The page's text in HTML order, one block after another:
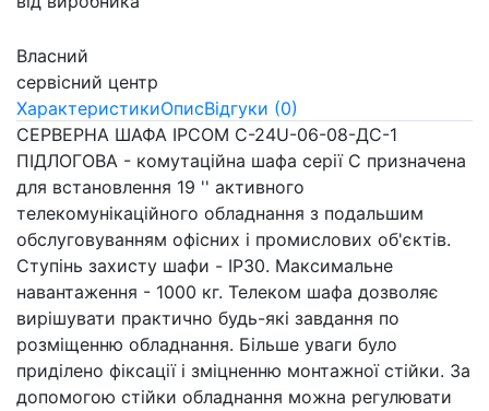
Власний
сервісний центр
ХарактеристикиОписВідгуки (0)
СЕРВЕРНА ШАФА IPCOM С-24U-06-08-ДС-1
ПІДЛОГОВА - комутаційна шафа серії С призначена
для встановлення 19 '' активного
телекомунікаційного обладнання з подальшим
обслуговуванням офісних і промислових об'єктів.
Ступінь захисту шафи - IP30. Максимальне
навантаження - 1000 кг. Телеком шафа дозволяє
вирішувати практично будь-які завдання по
розміщенню обладнання. Більше уваги було
приділено фіксації і зміцненню монтажної стійки. За
допомогою стійки обладнання можна регулювати